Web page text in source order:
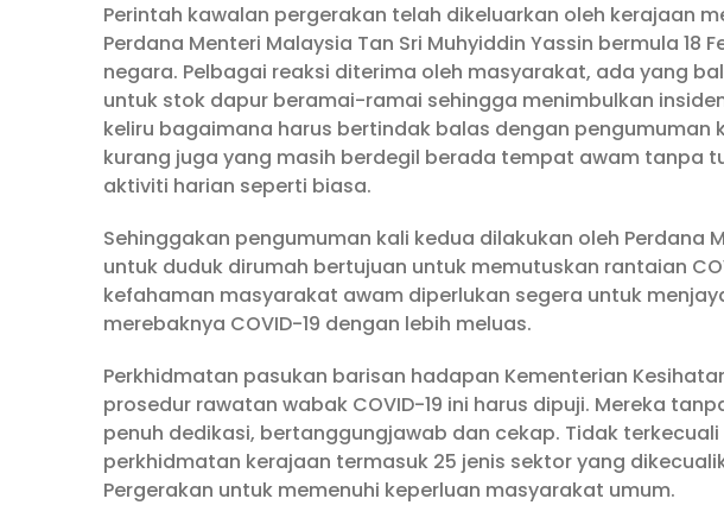
Perintah kawalan pergerakan telah dikeluarkan oleh kerajaan
Perdana Menteri Malaysia Tan Sri Muhyiddin Yassin bermula 18
negara. Pelbagai reaksi diterima oleh masyarakat, ada yang
untuk stok dapur beramai-ramai sehingga menimbulkan
keliru bagaimana harus bertindak balas dengan pengumuman
kurang juga yang masih berdegil berada tempat awam tanpa
aktiviti harian seperti biasa.
Sehinggakan pengumuman kali kedua dilakukan oleh Perdana
untuk duduk dirumah bertujuan untuk memutuskan rantaian
kefahaman masyarakat awam diperlukan segera untuk
merebaknya COVID-19 dengan lebih meluas.
Perkhidmatan pasukan barisan hadapan Kementerian
prosedur rawatan wabak COVID-19 ini harus dipuji. Mereka
penuh dedikasi, bertanggungjawab dan cekap. Tidak
perkhidmatan kerajaan termasuk 25 jenis sektor yang
Pergerakan untuk memenuhi keperluan masyarakat umum.